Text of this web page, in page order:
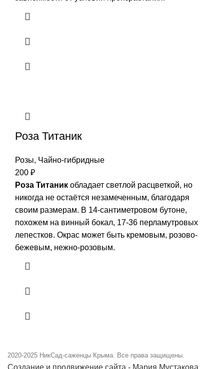
Роза Титаник
Розы, Чайно-гибридные
200 ₽
Роза Титаник обладает светлой расцветкой, но
никогда не остаётся незамеченным, благодаря
своим размерам. В 14-сантиметровом бутоне,
похожем на винный бокал, 17-36 перламутровых
лепестков. Окрас может быть кремовым, розово-
бежевым, нежно-розовым.
2020-2025 НикСад-саженцы Крыма. Все права защищены.
Создание и продвижение сайта - Мария Мустакова